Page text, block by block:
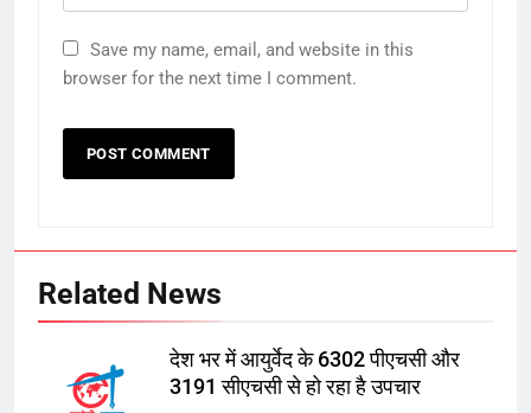
Save my name, email, and website in this
browser for the next time I comment.
Related News
देश भर में आयुर्वेद के 6302 पीएचसी और
3191 सीएचसी से हो रहा है उपचार